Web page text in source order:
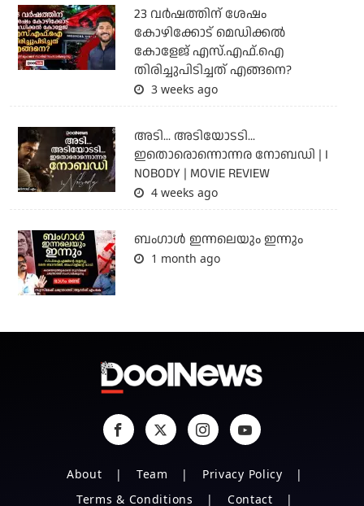
23 വർഷത്തിന് ശേഷം
കോഴിക്കോട് മെഡിക്കൽ
കോളേജ് എസ്.എഫ്.ഐ
തിരിച്ചുപിടിച്ചത് എങ്ങനെ?
3 weeks ago
അടി... അടിയോടടി...
ഇതൊരൊന്നൊന്നര നോബഡി | I
NOBODY | MOVIE REVIEW
4 weeks ago
ബംഗാള്‍ ഇന്നലെയും ഇന്നും
1 month ago
About Team
Privacy Policy
Terms & Conditions
Contact